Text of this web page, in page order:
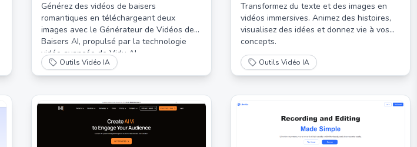
Générez des vidéos de baisers
romantiques en téléchargeant deux
images avec le Générateur de Vidéos de
Baisers AI, propulsé par la technologie
vidéo avancée de Vidu AI.
Outils Vidéo IA
Transformez du texte et des images en
vidéos immersives. Animez des histoires,
visualisez des idées et donnez vie à vos
concepts.
Outils Vidéo IA